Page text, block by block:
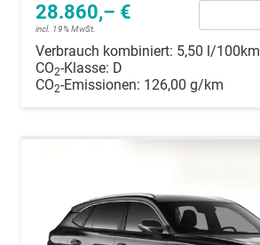
28.860,– €
incl. 19% MwSt.
Verbrauch kombiniert: 5,50 l/100km
CO2-Klasse: D
CO2-Emissionen: 126,00 g/km